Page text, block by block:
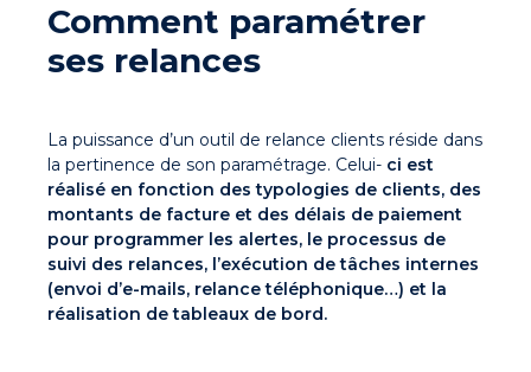
Comment paramétrer
ses relances
La puissance d’un outil de relance clients réside dans
la pertinence de son paramétrage. Celui- ci est
réalisé en fonction des typologies de clients, des
montants de facture et des délais de paiement
pour programmer les alertes, le processus de
suivi des relances, l’exécution detâches internes
(envoi d’e-mails, relance téléphonique…) et la
réalisation de tableaux de bord.